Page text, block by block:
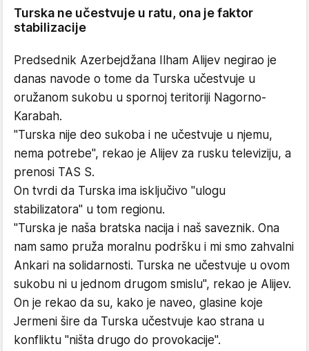
Turska ne učestvuje u ratu, ona je faktor
stabilizacije
Predsednik Azerbejdžana Ilham Alijev negirao je
danas navode o tome da Turska učestvuje u
oružanom sukobu u spornoj teritoriji Nagorno-
Karabah.
"Turska nije deo sukoba i ne učestvuje u njemu,
nema potrebe", rekao je Alijev za rusku televiziju, a
prenosi TAS S.
On tvrdi da Turska ima isključivo "ulogu
stabilizatora" u tom regionu.
"Turska je naša bratska nacija i naš saveznik. Ona
nam samo pruža moralnu podršku i mi smo zahvalni
Ankari na solidarnosti. Turska ne učestvuje u ovom
sukobu ni u jednom drugom smislu", rekao je Alijev.
On je rekao da su, kako je naveo, glasine koje
Jermeni šire da Turska učestvuje kao strana u
konfliktu "ništa drugo do provokacije".